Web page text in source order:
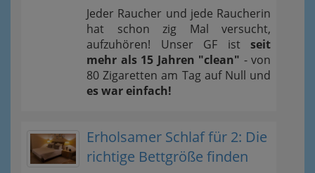
Jeder Raucher und jede Raucherin
hat schon zig Mal versucht,
aufzuhören! Unser GF ist seit
mehr als 15 Jahren "clean" - von
80 Zigaretten am Tag auf Null und
es war einfach!
Erholsamer Schlaf für 2: Die
richtige Bettgröße finden